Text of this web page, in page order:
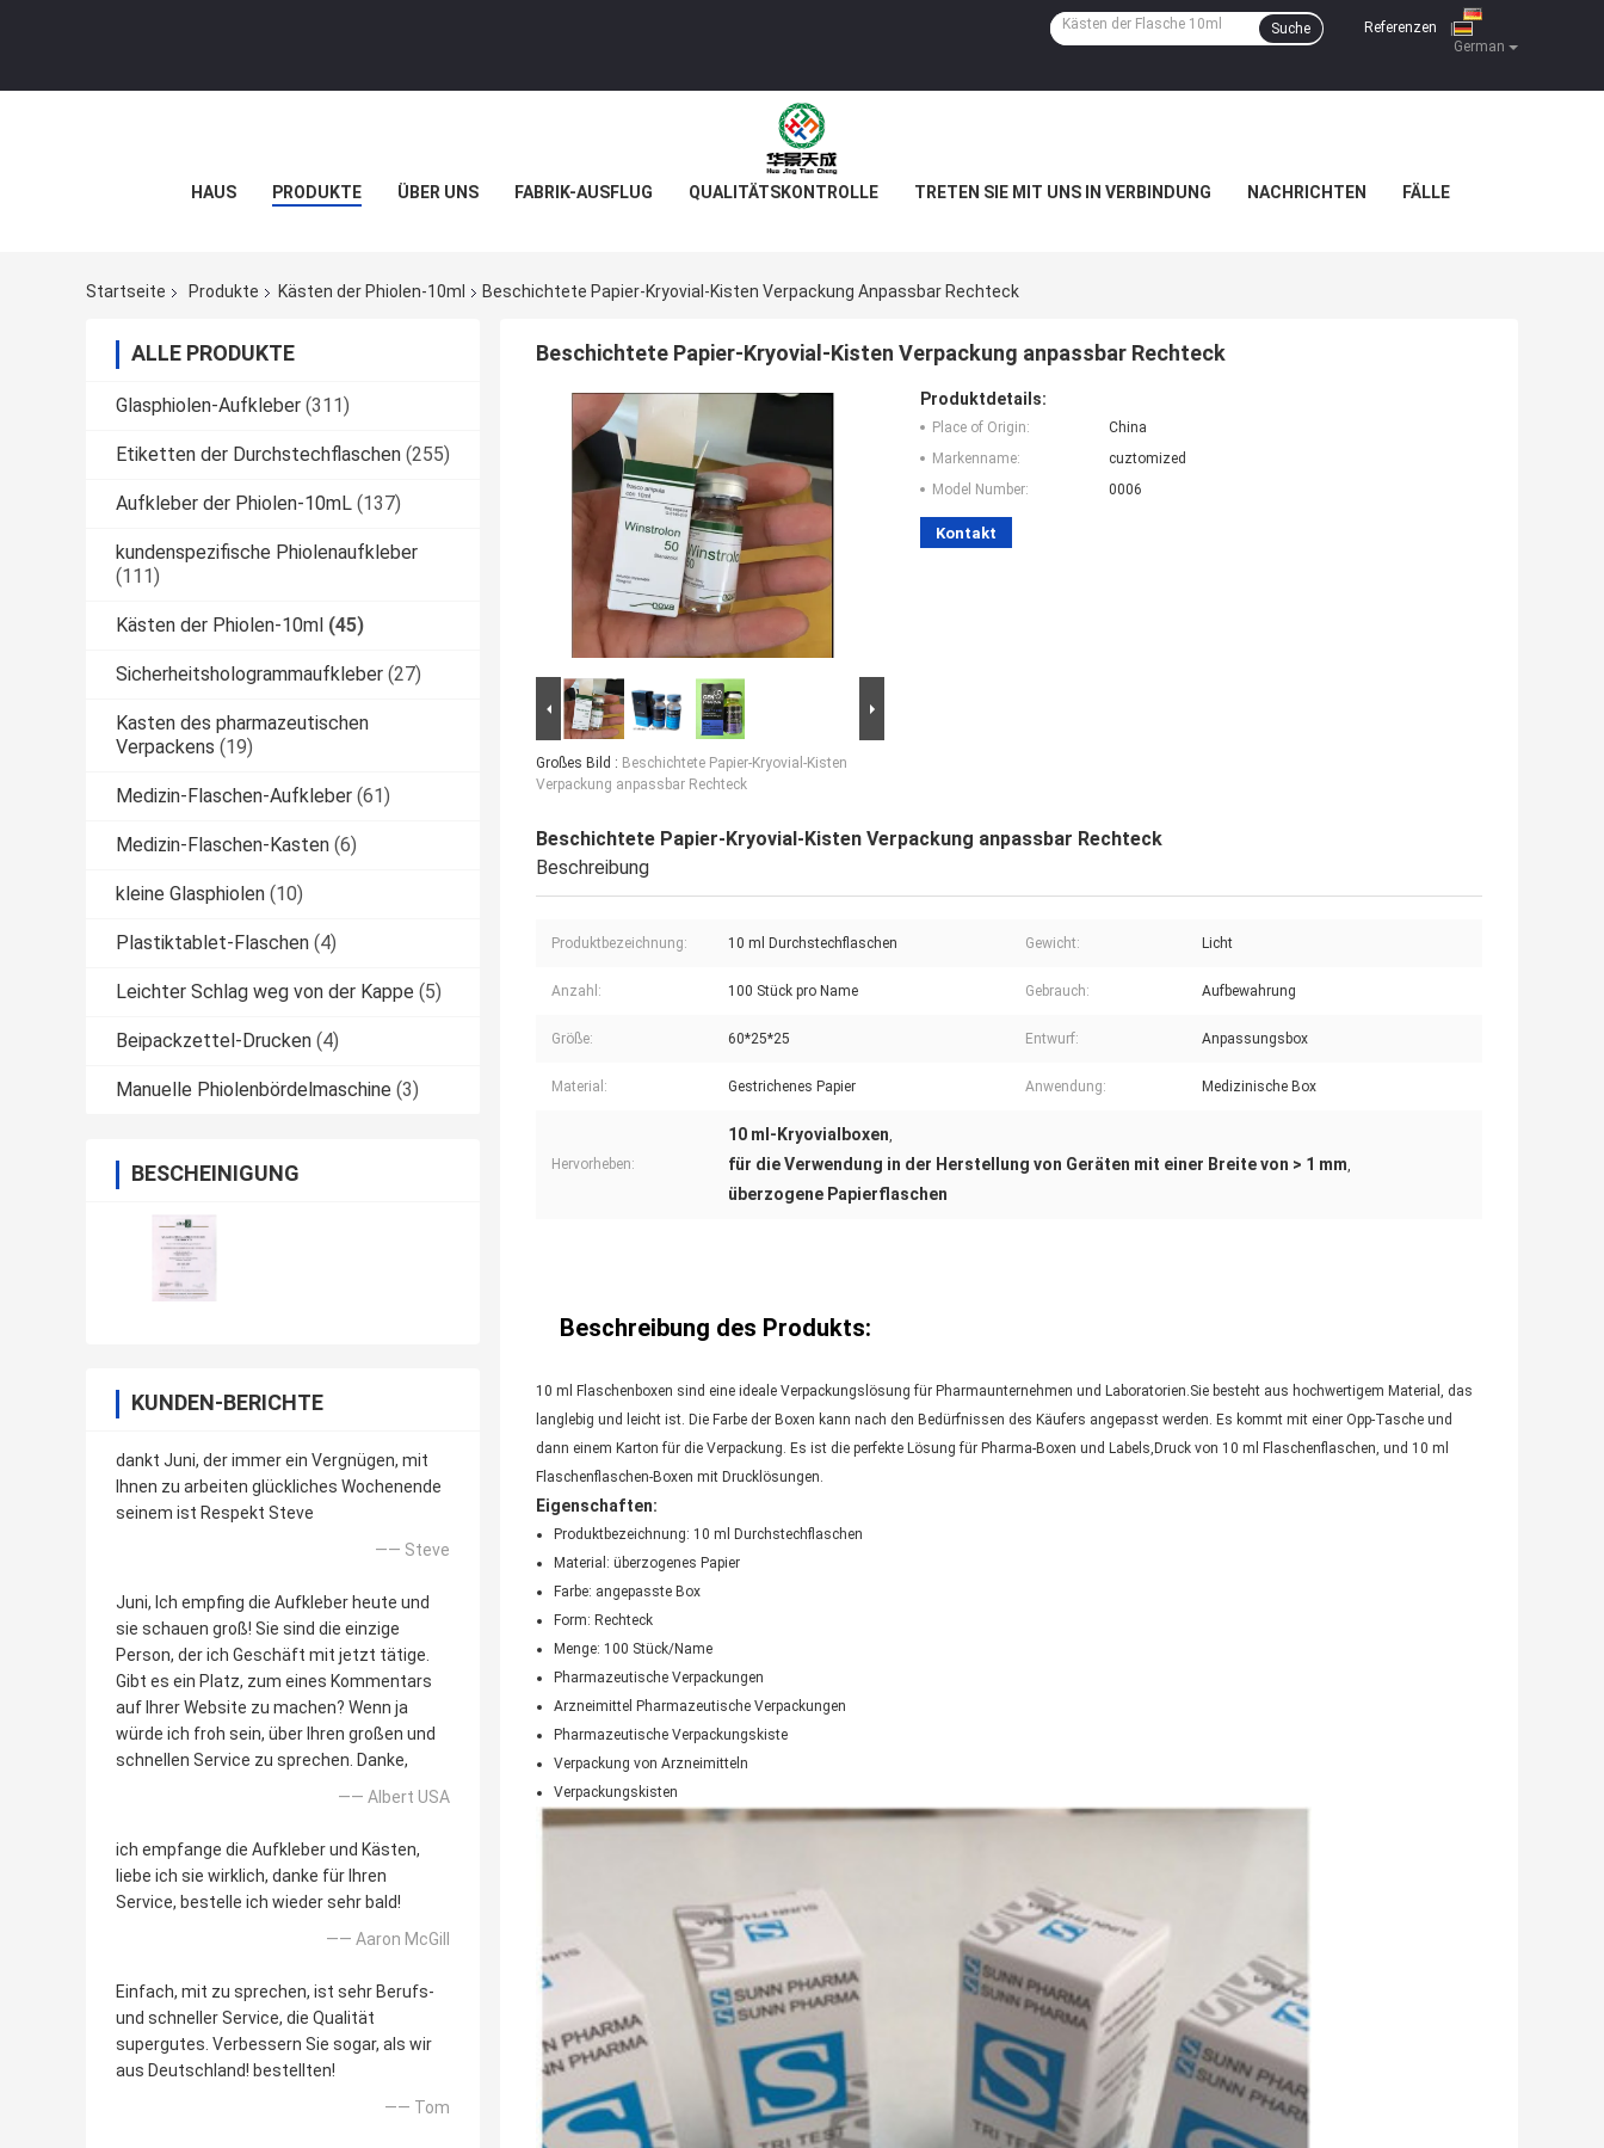
German
Referenzen
Suche
HAUS PRODUKTE ÜBER UNS FABRIK-AUSFLUG QUALITÄTSKONTROLLE TRETEN SIE MIT UNS IN VERBINDUNG NACHRICHTEN FÄLLE
Startseite Produkte Kästen der Phiolen-10ml Beschichtete Papier-Kryovial-Kisten Verpackung Anpassbar Rechteck
ALLE PRODUKTE
Glasphiolen-Aufkleber (311)
Etiketten der Durchstechflaschen (255)
Aufkleber der Phiolen-10mL (137)
kundenspezifische Phiolenaufkleber
(111)
Kästen der Phiolen-10ml (45)
Sicherheitshologrammaufkleber (27)
Kasten des pharmazeutischen
Verpackens (19)
Medizin-Flaschen-Aufkleber (61)
Medizin-Flaschen-Kasten (6)
kleine Glasphiolen (10)
Plastiktablet-Flaschen (4)
Leichter Schlag weg von der Kappe (5)
Beipackzettel-Drucken (4)
Manuelle Phiolenbördelmaschine (3)
BESCHEINIGUNG
KUNDEN-BERICHTE
dankt Juni, der immer ein Vergnügen, mit
Ihnen zu arbeiten glückliches Wochenende
seinem ist Respekt Steve
—— Steve
Juni, Ich empfing die Aufkleber heute und
sie schauen groß! Sie sind die einzige
Person, der ich Geschäft mit jetzt tätige.
Gibt es ein Platz, zum eines Kommentars
auf Ihrer Website zu machen? Wenn ja
würde ich froh sein, über Ihren großen und
schnellen Service zu sprechen. Danke,
—— Albert USA
ich empfange die Aufkleber und Kästen,
liebe ich sie wirklich, danke für Ihren
Service, bestelle ich wieder sehr bald!
—— Aaron McGill
Einfach, mit zu sprechen, ist sehr Berufs-
und schneller Service, die Qualität
supergutes. Verbessern Sie sogar, als wir
aus Deutschland! bestellten!
—— Tom
Beschichtete Papier-Kryovial-Kisten Verpackung anpassbar Rechteck
Großes Bild : Beschichtete Papier-Kryovial-Kisten
Verpackung anpassbar Rechteck
Produktdetails:
Place of Origin:
China
Markenname:
cuztomized
Model Number:
0006
Kontakt
Beschichtete Papier-Kryovial-Kisten Verpackung anpassbar Rechteck
Beschreibung
Produktbezeichnung: 10 ml Durchstechflaschen Gewicht: Licht
Anzahl: 100 Stück pro Name Gebrauch: Aufbewahrung
Größe: 60*25*25 Entwurf: Anpassungsbox
Material: Gestrichenes Papier Anwendung: Medizinische Box
Hervorheben:
10 ml-Kryovialboxen,
für die Verwendung in der Herstellung von Geräten mit einer Breite von > 1 mm,
überzogene Papierflaschen
Beschreibung des Produkts:
10 ml Flaschenboxen sind eine ideale Verpackungslösung für Pharmaunternehmen und Laboratorien.Sie besteht aus hochwertigem Material, das
langlebig und leicht ist. Die Farbe der Boxen kann nach den Bedürfnissen des Käufers angepasst werden. Es kommt mit einer Opp-Tasche und
dann einem Karton für die Verpackung. Es ist die perfekte Lösung für Pharma-Boxen und Labels,Druck von 10 ml Flaschenflaschen, und 10 ml
Flaschenflaschen-Boxen mit Drucklösungen.
Eigenschaften:
Produktbezeichnung: 10 ml Durchstechflaschen
Material: überzogenes Papier
Farbe: angepasste Box
Form: Rechteck
Menge: 100 Stück/Name
Pharmazeutische Verpackungen
Arzneimittel Pharmazeutische Verpackungen
Pharmazeutische Verpackungskiste
Verpackung von Arzneimitteln
Verpackungskisten